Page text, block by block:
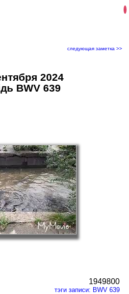
следующая заметка >>
2024
BWV 639
1949800
тэги записи: BWV 639